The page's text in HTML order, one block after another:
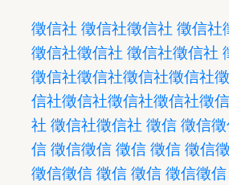
徵信社 徵信社徵信社 徵信社
徵信社徵信社 徵信社徵信社
徵信社徵信社徵信社徵信社
信社徵信社徵信社徵信社徵
社 徵信社徵信社 徵信 徵信
信 徵信徵信 徵信 徵信 徵信
徵信徵信 徵信 徵信 徵信徵信